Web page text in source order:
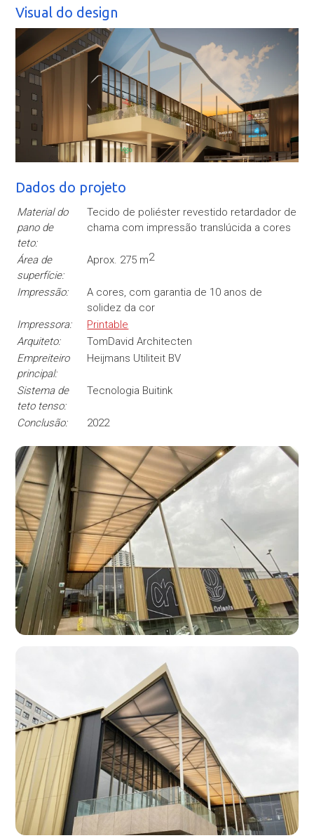
Visual do design
Dados do projeto
Material do
pano de
teto:
Tecido de poliéster revestido retardador de
chama com impressão translúcida a cores
Área de
superfície:
Aprox. 275 m2
Impressão:
A cores, com garantia de 10 anos de
solidez da cor
Impressora:
Printable
Arquiteto:
TomDavid Architecten
Empreiteiro
principal:
Heijmans Utiliteit BV
Sistema de
teto tenso:
Tecnologia Buitink
Conclusão: 2022